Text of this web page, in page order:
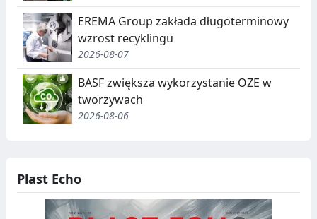
A
C
J
A
,
R
Y
EREMA Group zakłada długoterminowy
wzrost recyklingu
2026-08-07
BASF zwiększa wykorzystanie OZE w
tworzywach
2026-08-06
Plast Echo